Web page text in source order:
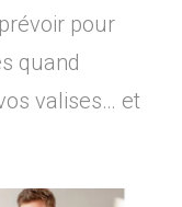
pour
quand
valises… et